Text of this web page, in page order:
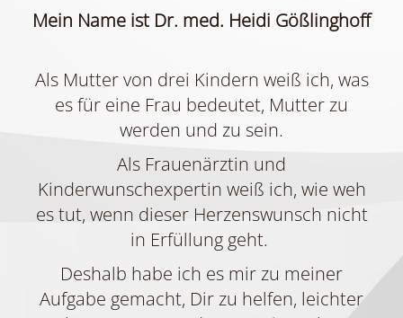
Mein Name ist Dr. med. Heidi Gößlinghoff
Als Mutter von drei Kindern weiß ich, was
es für eine Frau bedeutet, Mutter zu
werden und zu sein.
Als Frauenärztin und
Kinderwunschexpertin weiß ich, wie weh
es tut, wenn dieser Herzenswunsch nicht
in Erfüllung geht.
Deshalb habe ich es mir zu meiner
Aufgabe gemacht, Dir zu helfen, leichter